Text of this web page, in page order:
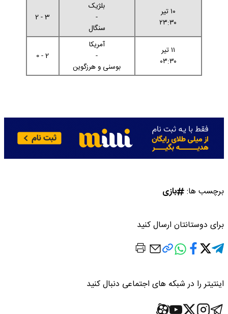
۱۰ تیر
۲۳:۳۰
بلژیک
-
سنگال
3 - 2
۱۱ تیر
۰۳:۳۰
آمریکا
-
بوسنی و هرزگوین
2 - 0
برچسب ها: بازی
برای دوستانتان ارسال کنید
اینتیتر را در شبکه های اجتماعی دنبال کنید